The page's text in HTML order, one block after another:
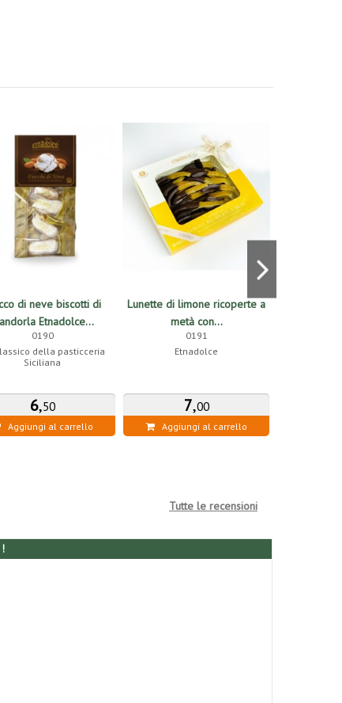
di neve biscotti di
Etnadolce...
0190
della pasticceria
Siciliana
6,50
Aggiungi al carrello
Lunette di limone ricoperte a
metà con...
0191
Etnadolce
7,00
Aggiungi al carrello
Tutte le recensioni
!